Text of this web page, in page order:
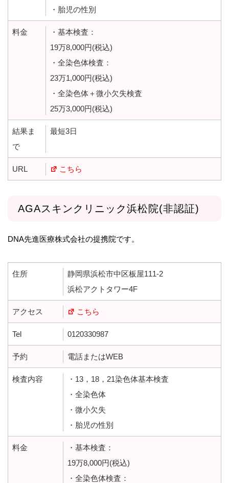
・胎児の性別
料金
・基本検査：
19万8,000円(税込)
・全染色体検査：
23万1,000円(税込)
・全染色体＋微小欠失検査
25万3,000円(税込)
結果ま
で
最短3日
URL こちら
AGAスキンクリニック浜松院(非認証)
DNA先進医療株式会社の提携院です。
住所
静岡県浜松市中区板屋111-2
浜松アクトタワー4F
アクセス こちら
Tel 0120330987
予約 電話またはWEB
検査内容
・13，18，21染色体基本検査
・全染色体
・微小欠失
・胎児の性別
料金
・基本検査：
19万8,000円(税込)
・全染色体検査：